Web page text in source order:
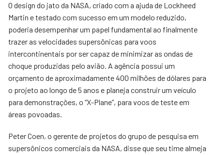
O design do jato da NASA, criado com a ajuda de Lockheed
Martin e testado com sucesso em um modelo reduzido,
poderia desempenhar um papel fundamental ao finalmente
trazer as velocidades supersônicas para voos
intercontinentais por ser capaz de minimizar as ondas de
choque produzidas pelo avião. A agência possui um
orçamento de aproximadamente 400 milhões de dólares para
o projeto ao longo de 5 anos e planeja construir um veículo
para demonstrações, o “X-Plane”, para voos de teste em
áreas povoadas.
Peter Coen, o gerente de projetos do grupo de pesquisa em
supersônicos comerciais da NASA, disse que seu time almeja